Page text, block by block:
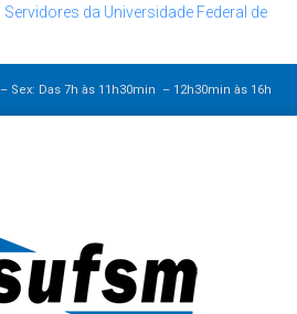
da Universidade Federal de
Sex: Das 7h às 11h30min – 12h30minàs 16h